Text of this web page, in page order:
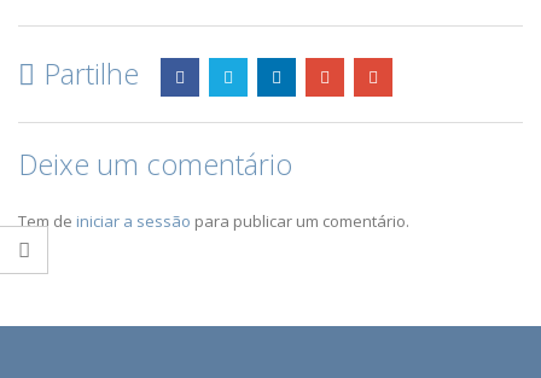
Partilhe
Deixe um comentário
Tem de iniciar a sessão para publicar um comentário.